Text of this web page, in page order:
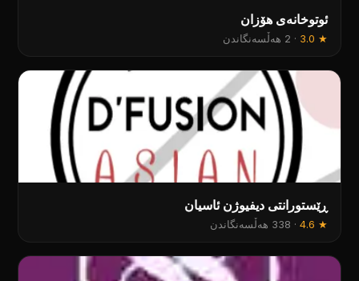
ئوتوخانەی هۆزان
★
3.0
· 2 هەڵسەنگاندن
ڕێستورانتی دیفیوژن ئاسیان
★
4.6
· 338 هەڵسەنگاندن